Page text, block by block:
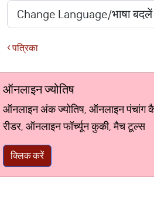
पत्रिका
ऑनलाइन ज्योतिष
ऑनलाइन अंक ज्योतिष, ऑनलाइन पंचांग
रीडर, ऑनलाइन फॉर्च्यून कुकी, मैच टूल्स
क्लिक करें